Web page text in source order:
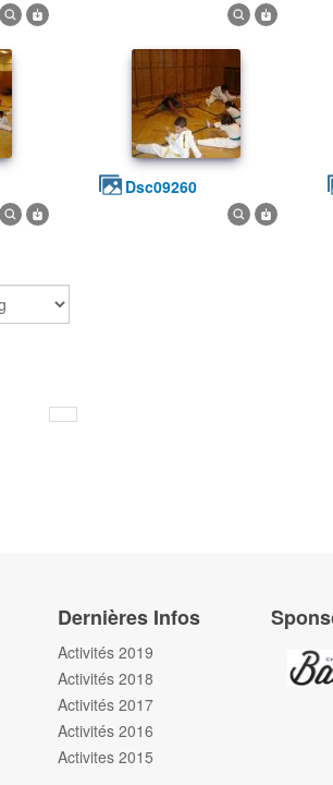
dsc09260
Dernières Infos
Activités 2019
Activités 2018
Activités 2017
Activités 2016
Activites 2015